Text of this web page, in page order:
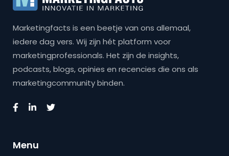
Marketingfacts is een beetje van ons allemaal,
iedere dag vers. Wij zijn hét platform voor
marketingprofessionals. Het zijn de insights,
podcasts, blogs, opinies en recencies die ons als
marketingcommunity binden.
Menu